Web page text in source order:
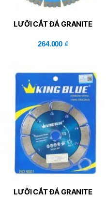
LƯỠI CẮT ĐÁ GRANITE
230×25.4×2.6x12R
264.000 ₫
LƯỠI CẮT ĐÁ GRANITE